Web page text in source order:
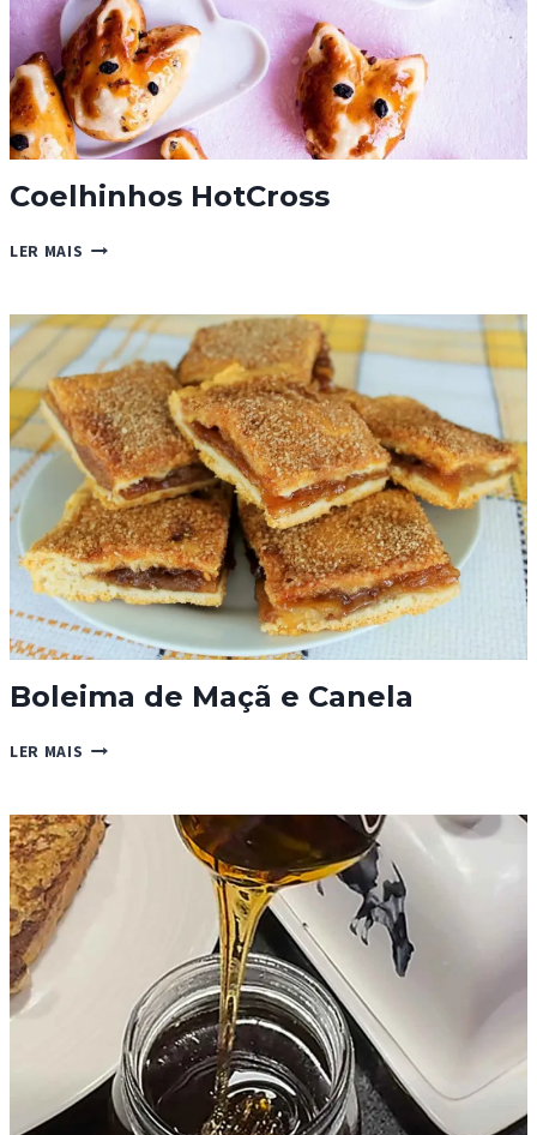
Coelhinhos HotCross
LER MAIS COELHINHOS
Boleima de Maçã e Canela
LER MAIS BOLEIMA
E
CANELA